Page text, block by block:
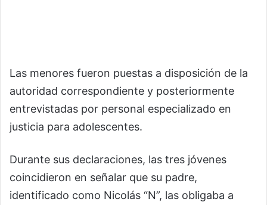
Las menores fueron puestas a disposición de la
autoridad correspondiente y posteriormente
entrevistadas por personal especializado en
justicia para adolescentes.
Durante sus declaraciones, las tres jóvenes
coincidieron en señalar que su padre,
identificado como Nicolás “N”, las obligaba a